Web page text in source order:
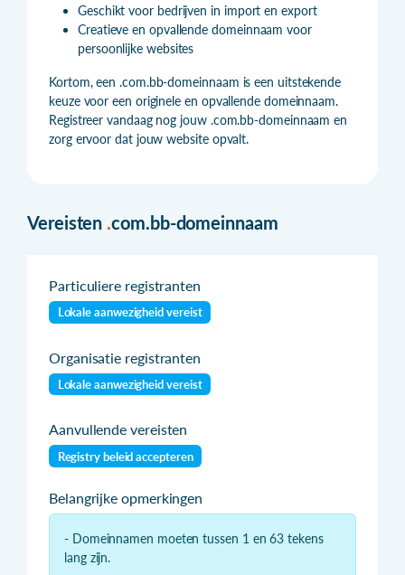
Geschikt voor bedrijven in import en export
Creatieve en opvallende domeinnaam voor
persoonlijke websites
Kortom, een .com.bb-domeinnaam is een uitstekende
keuze voor een originele en opvallende domeinnaam.
Registreer vandaag nog jouw .com.bb-domeinnaam en
zorg ervoor dat jouw website opvalt.
Vereisten .com.bb-domeinnaam
Particuliere registranten
Lokale aanwezigheid vereist
Organisatie registranten
Lokale aanwezigheid vereist
Aanvullende vereisten
Registry beleid accepteren
Belangrijke opmerkingen
- Domeinnamen moeten tussen 1 en 63 tekens
lang zijn.